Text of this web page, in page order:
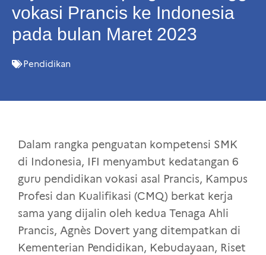
vokasi Prancis ke Indonesia
pada bulan Maret 2023
Pendidikan
Dalam rangka penguatan kompetensi SMK
di Indonesia, IFI menyambut kedatangan 6
guru pendidikan vokasi asal Prancis, Kampus
Profesi dan Kualifikasi (CMQ) berkat kerja
sama yang dijalin oleh kedua Tenaga Ahli
Prancis, Agnès Dovert yang ditempatkan di
Kementerian Pendidikan, Kebudayaan, Riset